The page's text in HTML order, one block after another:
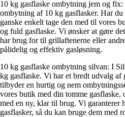
10 kg gasflaske ombytning jem og
ombytning af 10 kg gasflasker. Har du
ganske enkelt tage den med til vores
og fuld gasflaske. Vi ønsker at gøre
har brug for til grillaftenerne eller
pålidelig og effektiv gasløsning.
10 kg gasflaske ombytning silvan: I
kg gasflaske. Vi har et bredt udvalg
tilbyder en hurtig og nem
vores butik med din tomme gasflaske,
med en ny, klar til brug. Vi garanterer
gasflasker, så du kan bruge dem med